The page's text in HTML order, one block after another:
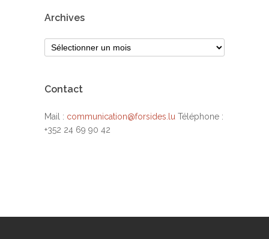
Archives
Contact
Mail : communication@forsides.lu Téléphone :
+352 24 69 90 42